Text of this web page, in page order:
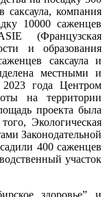
саксаула, компания
10000 саженцев
(Французская
и образования
саксаула и
местными и
года Центром
на территории
проекта была
Экологическая
Законодательной
400 саженцев
участок
здоровье” и